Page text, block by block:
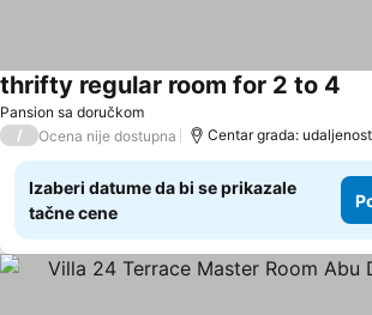
Pansion sa doručkom
thrifty regular room for 2 to 4
/ Ocena nije dostupna Centar grada:
Izaberi datume da bi se prikazale
tačne cene